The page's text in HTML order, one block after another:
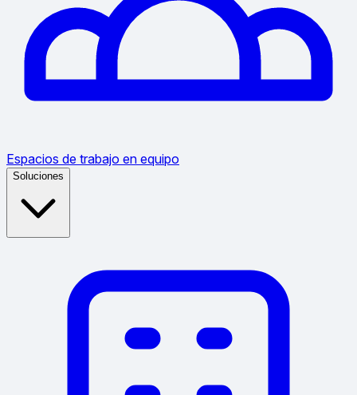
Espacios de trabajo en equipo
Soluciones